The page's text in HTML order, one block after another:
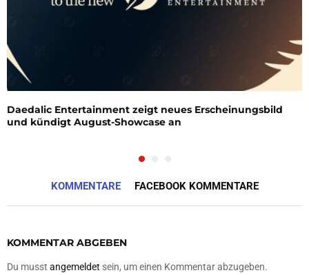
Daedalic Entertainment zeigt neues Erscheinungsbild
und kündigt August-Showcase an
KOMMENTARE FACEBOOK KOMMENTARE
KOMMENTAR ABGEBEN
Du musst angemeldet sein, um einen Kommentar abzugeben.